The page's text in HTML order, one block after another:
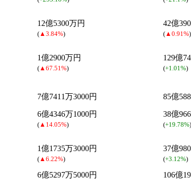
12億5300万円
(▲3.84%)
42億
(▲0.91%)
1億2900万円
(▲67.51%)
129億
(+1.01%)
7億7411万3000円 85億
6億4346万1000円
(▲14.05%)
38億
(+19.78%)
1億1735万3000円
(▲6.22%)
37億
(+3.12%)
6億5297万5000円 106億